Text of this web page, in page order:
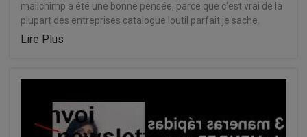
mailchimp a été une bonne pensée, parce que c'est vrai de la
plupart des entreprises catalogue loutil parfait je sache.
Lire Plus